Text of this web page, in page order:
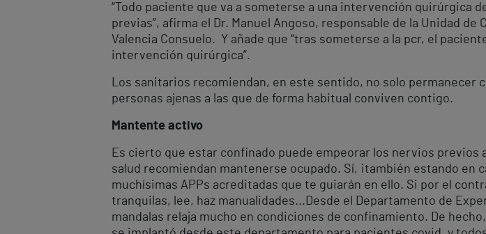
“Todo paciente que va a someterse a una intervención quirúrgica
previas”, afirma el Dr. Manuel Angoso, responsable de la Unidad
Valencia Consuelo. Y añade que “tras someterse a la pcr, el
intervención quirúrgica”.
Los sanitarios recomiendan, en este sentido, no solo
personas ajenas a las que de forma habitual conviven contigo.
Mantente activo
Es cierto que estar confinado puede empeorar los nervios
salud recomiendan mantenerse ocupado. Sí, ¡también estando
muchísimas APPs acreditadas que te guiarán en ello. Si por el
tranquilas, lee, haz manualidades...Desde el Departamento de
mandalas relaja mucho en condiciones de confinamiento. De